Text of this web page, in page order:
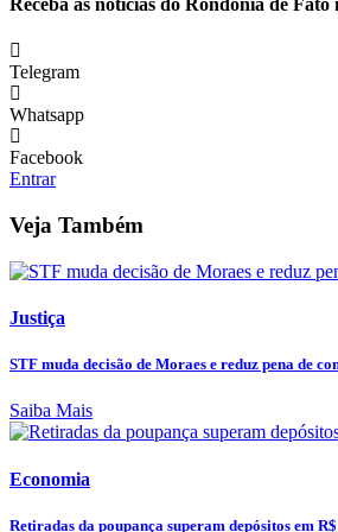
Receba as notícias do Rondônia de Fato
Telegram
Whatsapp
Facebook
Entrar
Veja Também
Justiça
STF muda decisão de Moraes e reduz pena de
Saiba Mais
Economia
Retiradas da poupança superam depósitos em